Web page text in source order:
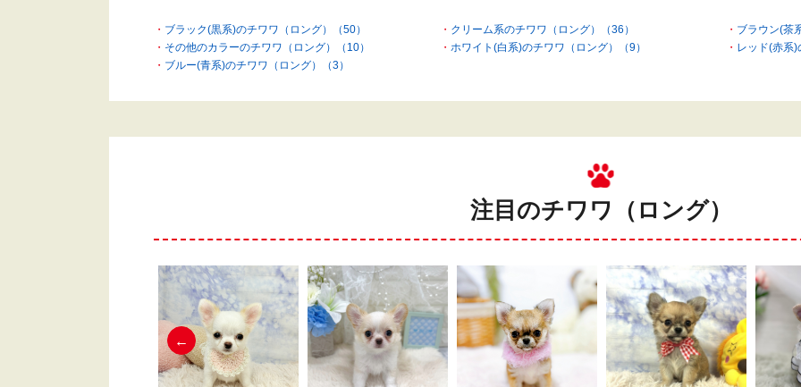
ブラック(黒系)のチワワ（ロング）（50） クリーム系のチワワ（ロング）（36）
ブラウン(茶
その他のカラーのチワワ（ロング）（10）
ホワイト(白系)のチワワ（ロング）（9）
レッド(赤系
ブルー(青系)のチワワ（ロング）（3）
注目のチワワ（ロング）
←